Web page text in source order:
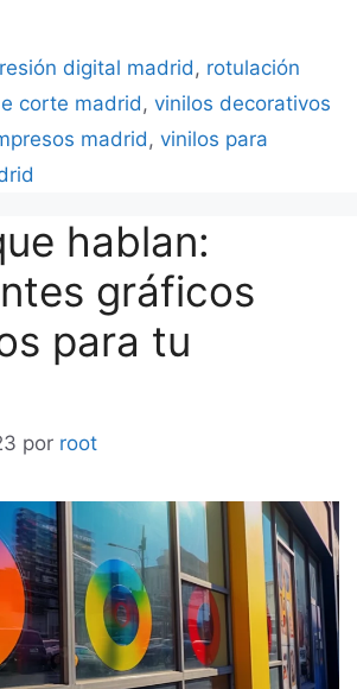
digital madrid , rotulación
corte madrid , vinilos decorativos
madrid , vinilos para
hablan:
gráficos
para tu
por root